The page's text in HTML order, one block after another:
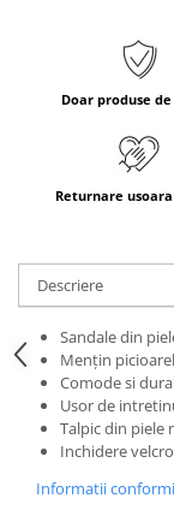
Doar produse
Returnare
Descriere
Sandale din
Menţin
Comode si
Usor de
Talpic din piele
Inchidere velcro
Informatii